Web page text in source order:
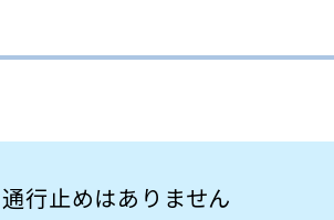
行止めはありません